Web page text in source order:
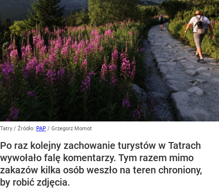
Tatry / Źródło: PAP / Grzegorz Momot
Po raz kolejny zachowanie turystów w Tatrach
wywołało falę komentarzy. Tym razem mimo
zakazów kilka osób weszło na teren chroniony,
by robić zdjęcia.